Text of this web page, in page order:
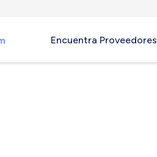
Encuentra Proveedores